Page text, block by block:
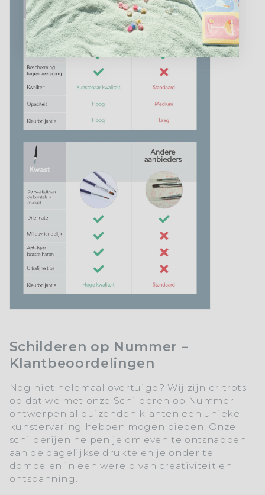
Schilderen op Nummer –
Klantbeoordelingen
Nog niet helemaal overtuigd? Wij zijn er trots
op dat we met onze Schilderen op Nummer –
ontwerpen al duizenden klanten een unieke
kunstervaring hebben mogen bieden. Onze
schilderijen helpen je om even te ontsnappen
aan de dagelijkse drukte en je onder te
dompelen in een wereld van creativiteit en
ontspanning.